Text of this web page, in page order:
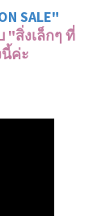
SALE"
สิ่งเล็กๆ ที่
ค่ะ